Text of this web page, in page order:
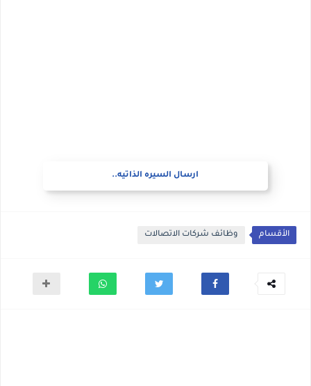
ارسال السيره الذاتيه..
الأقسام وظائف شركات الاتصالات